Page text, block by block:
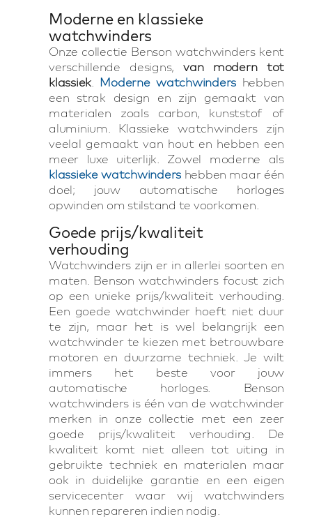
Moderne en klassieke
watchwinders
Onze collectie Benson watchwinders kent
verschillende designs,van modern tot
klassiek. Moderne watchwinders hebben
een strak design en zijn gemaakt van
materialen zoals carbon, kunststof of
aluminium. Klassieke watchwinders zijn
veelal gemaakt van hout en hebben een
meer luxe uiterlijk. Zowel moderne als
klassieke watchwinders hebben maar één
doel; jouw automatische horloges
opwinden om stilstand te voorkomen.
Goede prijs/kwaliteit
verhouding
Watchwinders zijn er in allerlei soorten en
maten. Benson watchwinders focust zich
op een unieke prijs/kwaliteit verhouding.
Een goede watchwinder hoeft niet duur
te zijn, maar het is wel belangrijk een
watchwinder te kiezen met betrouwbare
motoren en duurzame techniek. Je wilt
immers het beste voor jouw
automatische horloges. Benson
watchwinders is één van de watchwinder
merken in onze collectie met een zeer
goede prijs/kwaliteit verhouding. De
kwaliteit komt niet alleen tot uiting in
gebruikte techniek en materialen maar
ook in duidelijke garantie en een eigen
servicecenter waar wij watchwinders
kunnen repareren indien nodig.